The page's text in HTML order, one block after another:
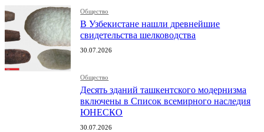
Общество
В Узбекистане нашли древнейшие
свидетельства шелководства
30.07.2026
Общество
Десять зданий ташкентского модернизма
включены в Список всемирного наследия
ЮНЕСКО
30.07.2026